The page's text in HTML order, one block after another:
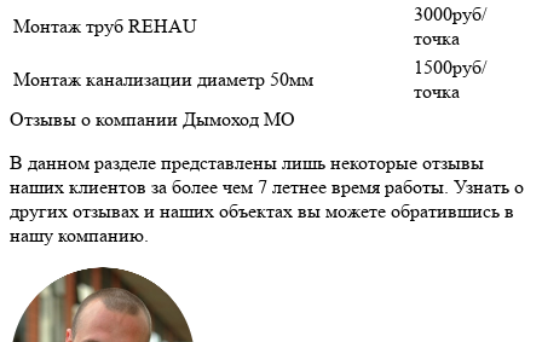
Монтаж труб REHAU
3000руб/
точка
Монтаж канализации диаметр 50мм
1500руб/
точка
Отзывы о компании Дымоход МО
В данном разделе представлены лишь некоторые отзывы
наших клиентов за более чем 7 летнее время работы. Узнать о
других отзывах и наших объектах вы можете обратившись в
нашу компанию.